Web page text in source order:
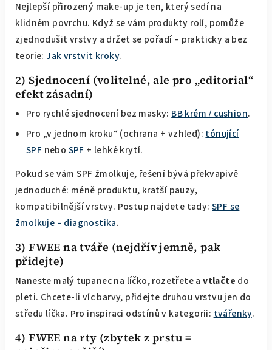
Nejlepší přirozený make-up je ten, který sedí na
klidném povrchu. Když se vám produkty rolí, pomůže
zjednodušit vrstvy a držet se pořadí – prakticky a bez
teorie: Jak vrstvit kroky.
2) Sjednocení (volitelné, ale pro „editorial“
efekt zásadní)
Pro rychlé sjednocení bez masky: BB krém / cushion.
Pro „v jednom kroku“ (ochrana + vzhled): tónující
SPF nebo SPF + lehké krytí.
Pokud se vám SPF žmolkuje, řešení bývá překvapivě
jednoduché: méně produktu, kratší pauzy,
kompatibilnější vrstvy. Postup najdete tady: SPF se
žmolkuje – diagnostika.
3) FWEE na tváře (nejdřív jemně, pak
přidejte)
Naneste malý ťupanec na líčko, rozetřete avtlačte do
pleti. Chcete-li víc barvy, přidejte druhou vrstvu jen do
středu líčka. Pro inspiraci odstínů v kategorii: tvářenky.
4) FWEE na rty (zbytek z prstu =